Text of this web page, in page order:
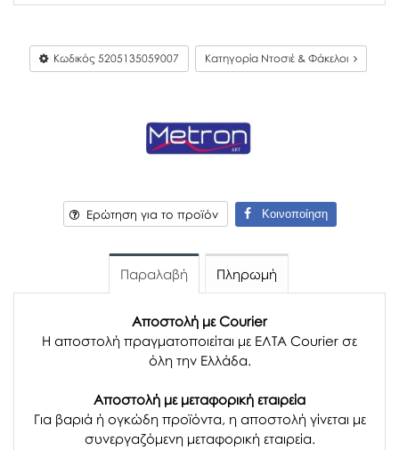
Κωδικός 5205135059007 Κατηγορία Ντοσιέ & Φάκελοι
Ερώτηση για το προϊόν Κοινοποίηση
Παραλαβή Πληρωμή
Αποστολή με Courier
Η αποστολή πραγματοποιείται με ΕΛΤΑ Courier σε
όλη την Ελλάδα.
Αποστολή με μεταφορική εταιρεία
Για βαριά ή ογκώδη προϊόντα, η αποστολή γίνεται με
συνεργαζόμενη μεταφορική εταιρεία.